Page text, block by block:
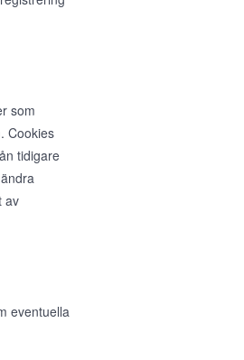
som
Cookies
tidigare
av
eventuella